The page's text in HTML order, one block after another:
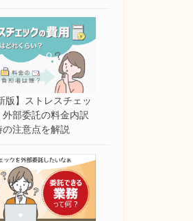
版】ストレスチェッ
部委託の料金内訳
の注意点を解説